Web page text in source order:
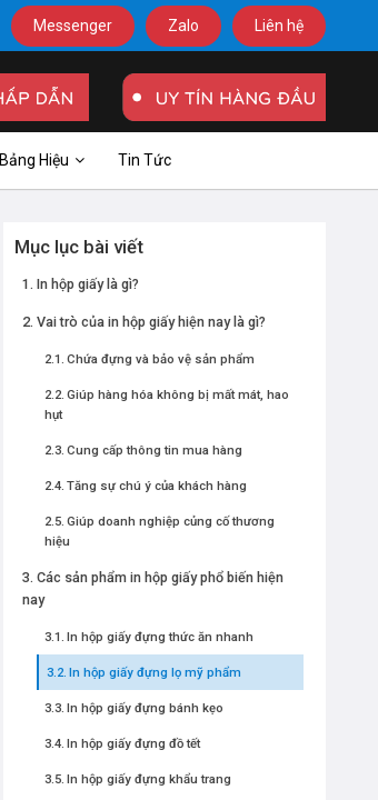
Messenger Zalo Liên hệ
Bảng Hiệu Tin Tức
Mục lục bài viết
In hộp giấy là gì?
Vai trò của in hộp giấy hiện nay là gì?
Chứa đựng và bảo vệ sản phẩm
Giúp hàng hóa không bị mất mát, hao
hụt
Cung cấp thông tin mua hàng
Tăng sự chú ý của khách hàng
Giúp doanh nghiệp củng cố thương
hiệu
Các sản phẩm in hộp giấy phổ biến hiện
nay
In hộp giấy đựng thức ăn nhanh
In hộp giấy đựng lọ mỹ phẩm
In hộp giấy đựng bánh kẹo
In hộp giấy đựng đồ tết
In hộp giấy đựng khẩu trang